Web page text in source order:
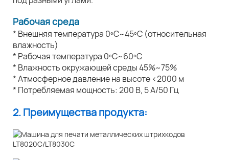
Рабочая среда
* Внешняя температура 0ºC~45ºC (относительная
влажность)
* Рабочая температура 0ºC~60ºC
* Влажность окружающей среды 45%~75%
* Атмосферное давление на высоте <2000 м
* Потребляемая мощность: 200 В, 5 А/50 Гц
2. Преимущества продукта: